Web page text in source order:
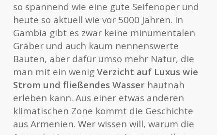
so spannend wie eine gute Seifenoper und
heute so aktuell wie vor 5000 Jahren. In
Gambia gibt es zwar keine minumentalen
Gräber und auch kaum nennenswerte
Bauten, aber dafür umso mehr Natur, die
man mit ein wenig Verzicht auf Luxus wie
Strom und fließendes Wasserhautnah
erleben kann. Aus einer etwas anderen
klimatischen Zone kommt die Geschichte
aus Armenien. Wer wissen will, warum die